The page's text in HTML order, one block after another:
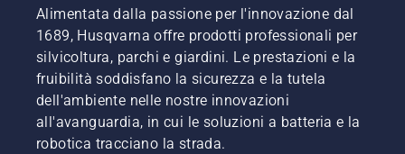
efficiente
del
manto
erboso e
le
attrezzature
giuste
per
Alimentata dalla passione per l'innovazione dal
1689, Husqvarna offre prodotti professionali per
silvicoltura, parchi e giardini. Le prestazioni e la
fruibilità soddisfano la sicurezza e la tutela
dell'ambiente nelle nostre innovazioni
all'avanguardia, in cui le soluzioni a batteria e la
robotica tracciano la strada.